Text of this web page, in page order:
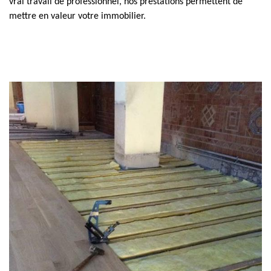
mettre en valeur votre immobilier.